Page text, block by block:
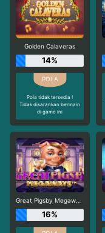
Golden Calaveras
14%
Pola tidak tersedia !
Tidak disarankan bermain
di game ini
Great Pigsby Megaways
16%